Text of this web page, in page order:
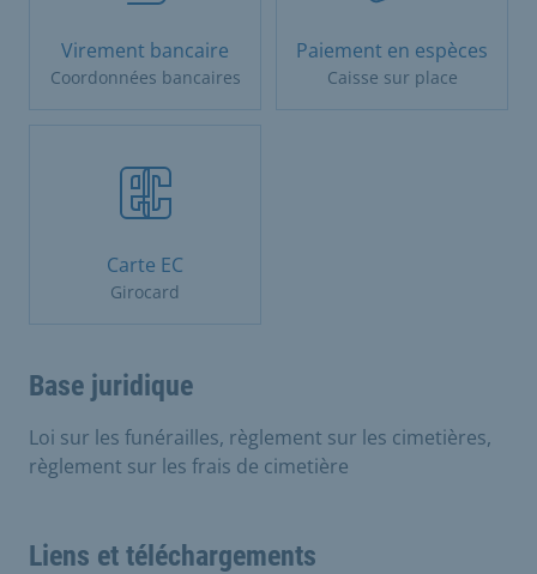
Virement bancaire
Coordonnées bancaires
Paiement en espèces
Caisse sur place
Carte EC
Girocard
Base juridique
Loi sur les funérailles, règlement sur les cimetières,
règlement sur les frais de cimetière
Liens et téléchargements